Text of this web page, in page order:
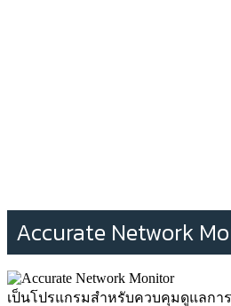
Accurate Network
เป็นโปรแกรมสำหรับควบคุมดูแลกา